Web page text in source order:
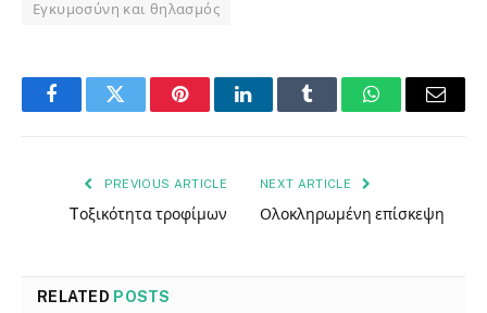
Εγκυμοσύνη και θηλασμός
FacebookTwitter PinterestLinkedInTumblr WhatsAppEmail
PREVIOUS ARTICLE
Tοξικότητα τροφίμων
NEXT ARTICLE
Ολοκληρωμένη επίσκεψη
RELATED POSTS